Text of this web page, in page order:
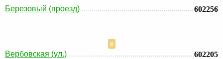
Березовый (проезд)
602256
В
Вербовская (ул.)
602205